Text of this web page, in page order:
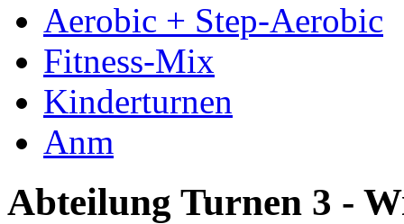
Aerobic + Step-Aerobic
Fitness-Mix
Kinderturnen
Anm
Abteilung Turnen 3 -